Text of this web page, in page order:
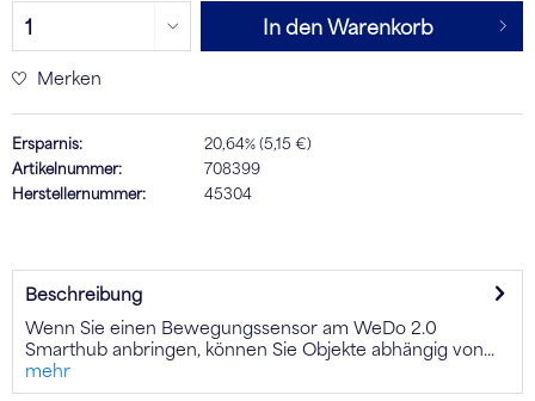
In den Warenkorb
Merken
Ersparnis:
20,64% (5,15 €)
Artikelnummer:
708399
Herstellernummer:
45304
Beschreibung
Wenn Sie einen Bewegungssensor am WeDo 2.0
Smarthub anbringen, können Sie Objekte abhängig von...
mehr